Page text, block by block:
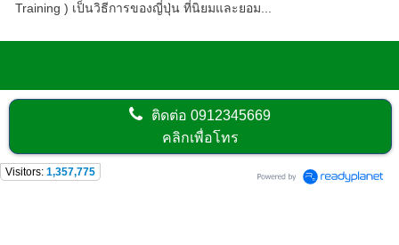
Training ) เป็นวิธีการของญี่ปุ่น ที่นิยมและยอม...
ติดต่อ0912345669
คลิกเพื่อโทร
Visitors: 1,357,775